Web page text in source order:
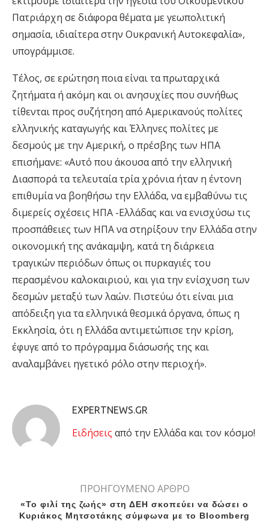
Πατριάρχη σε διάφορα θέματα με γεωπολιτική
σημασία, ιδιαίτερα στην Ουκρανική Αυτοκεφαλία»,
υπογράμμισε.
Τέλος, σε ερώτηση ποια είναι τα πρωταρχικά
ζητήματα ή ακόμη και οι ανησυχίες που συνήθως
τίθενται προς συζήτηση από Αμερικανούς πολίτες
ελληνικής καταγωγής και Έλληνες πολίτες με
δεσμούς με την Αμερική, ο πρέσβης των ΗΠΑ
επισήμανε: «Αυτό που άκουσα από την ελληνική
Διασπορά τα τελευταία τρία χρόνια ήταν η έντονη
επιθυμία να βοηθήσω την Ελλάδα, να εμβαθύνω τις
διμερείς σχέσεις ΗΠΑ -Ελλάδας και να ενισχύσω τις
προσπάθειες των ΗΠΑ να στηρίξουν την Ελλάδα στην
οικονομική της ανάκαμψη, κατά τη διάρκεια
τραγικών περιόδων όπως οι πυρκαγιές του
περασμένου καλοκαιριού, και για την ενίσχυση των
δεσμών μεταξύ των λαών. Πιστεύω ότι είναι μια
απόδειξη για τα ελληνικά θεσμικά όργανα, όπως η
Εκκλησία, ότι η Ελλάδα αντιμετώπισε την κρίση,
έφυγε από το πρόγραμμα διάσωσής της και
αναλαμβάνει ηγετικό ρόλο στην περιοχή».
EXPERTNEWS.GR
Eιδήσεις από την Ελλάδα και τον κόσμο!
ΠΡΟΗΓΟΥΜΕΝΟ ΑΡΘΡΟ
«To φιλί της ζωής» στη ΔΕΗ σκοπεύει να δώσει ο
Κυριάκος Μητσοτάκης σύμφωνα με το Bloomberg